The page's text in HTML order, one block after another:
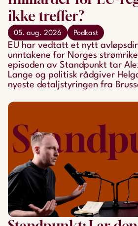
ikke treffer?
05. aug. 2026 Podkast
EU har vedtatt et nytt
unntakene for Norges
episoden av Standpunkt tar
Lange og politisk rådgiver
nyeste detaljstyringen fra